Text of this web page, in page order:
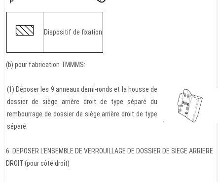
Dispositif de fixation
(b) pour fabrication TMMMS:
(1) Déposer les 9 anneaux demi-ronds et la housse de
dossier de siège arrière droit de type séparé du
rembourrage de dossier de siège arrière droit de type
séparé.
6. DEPOSER L'ENSEMBLE DE VERROUILLAGE DE DOSSIER DE SIEGE ARRIERE
DROIT (pour côté droit)